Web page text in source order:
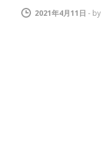
2021年4月11日 - by